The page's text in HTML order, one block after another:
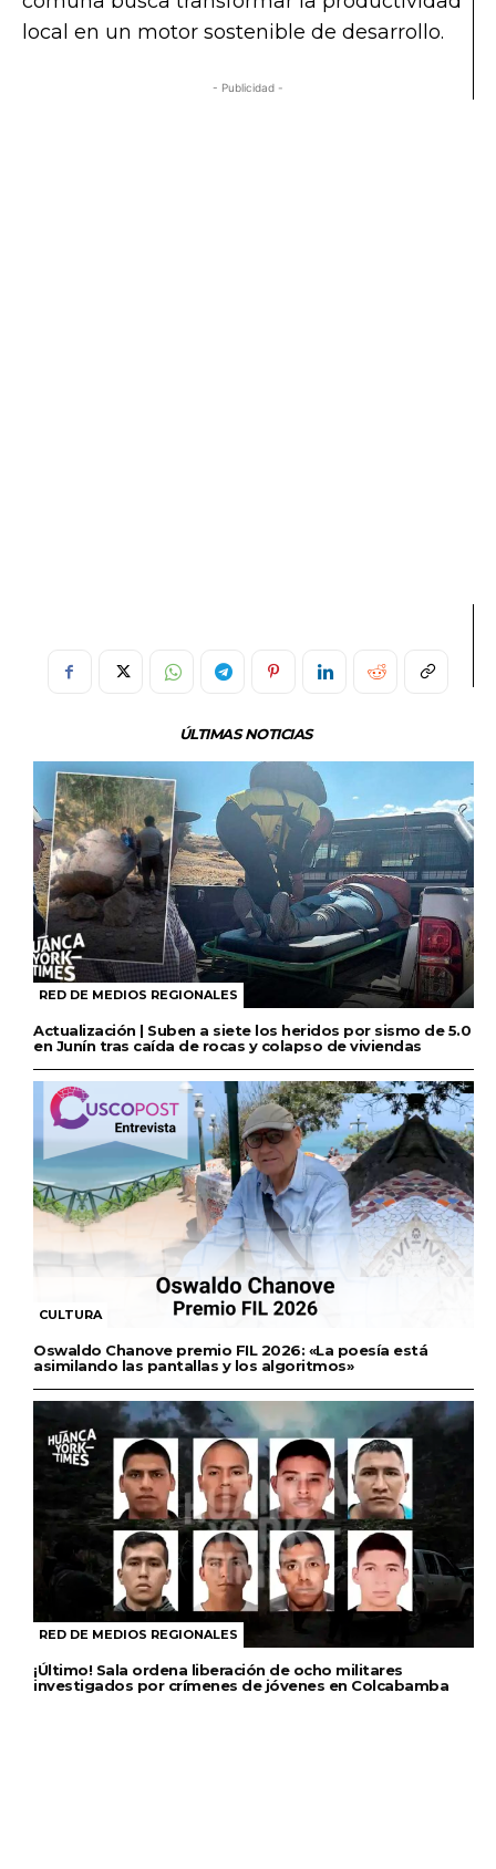
local en un motor sostenible de desarrollo.
- Publicidad -
ÚLTIMAS NOTICIAS
RED DE MEDIOS REGIONALES
Actualización | Suben a siete los heridos por sismo de 5.0
en Junín tras caída de rocas y colapso de viviendas
CULTURA
Oswaldo Chanove premio FIL 2026: «La poesía está
asimilando las pantallas y los algoritmos»
RED DE MEDIOS REGIONALES
¡Último! Sala ordena liberación de ocho militares
investigados por crímenes de jóvenes en Colcabamba